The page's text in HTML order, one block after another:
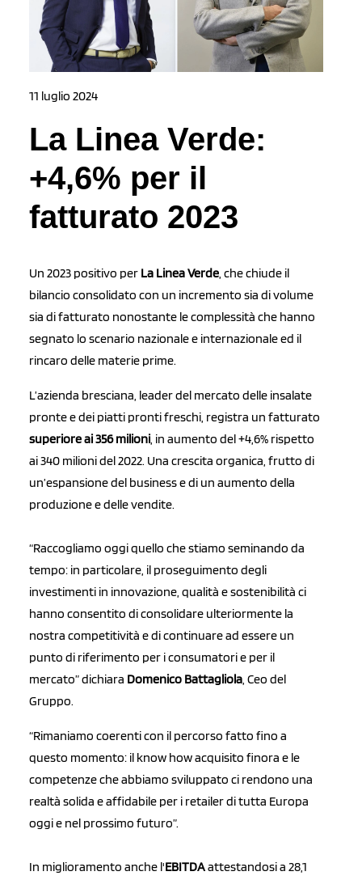
11 luglio 2024
La Linea Verde:
+4,6% per il
fatturato 2023
Un 2023 positivo per La Linea Verde, che chiude il
bilancio consolidato con un incremento sia di volume
sia di fatturato nonostante le complessità che hanno
segnato lo scenario nazionale e internazionale ed il
rincaro delle materie prime.
L’azienda bresciana, leader del mercato delle insalate
pronte e dei piatti pronti freschi, registra un fatturato
superiore ai 356 milioni, in aumento del +4,6% rispetto
ai 340 milioni del 2022. Una crescita organica, frutto di
un’espansione del business e di un aumento della
produzione e delle vendite.
“Raccogliamo oggi quello che stiamo seminando da
tempo: in particolare, il proseguimento degli
investimenti in innovazione, qualità e sostenibilità ci
hanno consentito di consolidare ulteriormente la
nostra competitività e di continuare ad essere un
punto di riferimento per i consumatori e per il
mercato” dichiara Domenico Battagliola, Ceo del
Gruppo.
“Rimaniamo coerenti con il percorso fatto fino a
questo momento: il know how acquisito finora e le
competenze che abbiamo sviluppato ci rendono una
realtà solida e affidabile per i retailer di tutta Europa
oggi e nel prossimo futuro”.
In miglioramento anche l'EBITDAattestandosi a 28,1